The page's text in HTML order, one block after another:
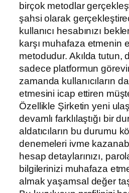
birçok metodlar
şahsi olarak
kullanıcı hesabınızı
karşı muhafaza etmenin
metodudur. Akılda tutun,
sadece platformun
zamanda kullanıcıların
etmesini icap ettiren
Özellikle Şirketin yeni
devamlı farklılaştığı bir
aldatıcıların bu durumu
denemeleri ivme
hesap detaylarınızı,
bilgilerinizi muhafaza
almak yaşamsal değer